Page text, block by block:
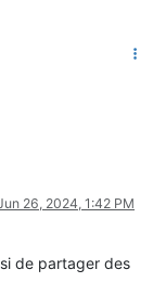
26, 2024, 1:42 PM
de partager des